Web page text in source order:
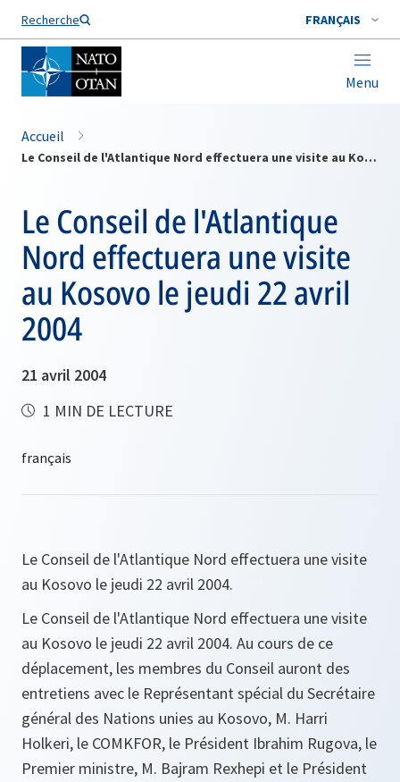
Recherche FRANÇAIS
Menu
Nom de famille*
Accueil
Le Conseil de l'Atlantique Nord effectuera une visite au Kosovo le jeudi 22 avril 2004
Le Conseil de l'Atlantique
Nord effectuera une visite
au Kosovo le jeudi 22 avril
2004
21 avril 2004
1 MIN DE LECTURE
Le Conseil de l'Atlantique Nord effectuera une visite
au Kosovo le jeudi 22 avril 2004.
Le Conseil de l'Atlantique Nord effectuera une visite
au Kosovo le jeudi 22 avril 2004. Au cours de ce
déplacement, les membres du Conseil auront des
entretiens avec le Représentant spécial du Secrétaire
général des Nations unies au Kosovo, M. Harri
Holkeri, le COMKFOR, le Président Ibrahim Rugova, le
Premier ministre, M. Bajram Rexhepi et le Président